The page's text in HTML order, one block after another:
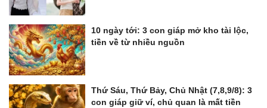
10 ngày tới: 3 con giáp mở kho tài lộc,
tiền về từ nhiều nguồn
Thứ Sáu, Thứ Bảy, Chủ Nhật (7,8,9/8): 3
con giáp giữ ví, chủ quan là mất tiền